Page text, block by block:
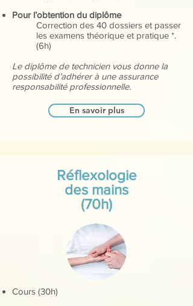
Pour l’obtention du diplôme
Correction des 40 dossiers et passer
les examens théorique et pratique *.
(6h)
Le diplôme de technicien vous donne la
possibilité d’adhérer à une assurance
responsabilité professionnelle.
En savoir plus
Réflexologie
des mains
(70h)
Cours (30h)